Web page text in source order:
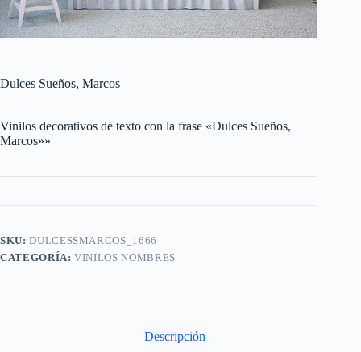
Dulces Sueños, Marcos
Vinilos decorativos de texto con la frase «Dulces Sueños,
Marcos»»
SKU:DULCESSMARCOS_1666
CATEGORÍA:VINILOS NOMBRES
Descripción